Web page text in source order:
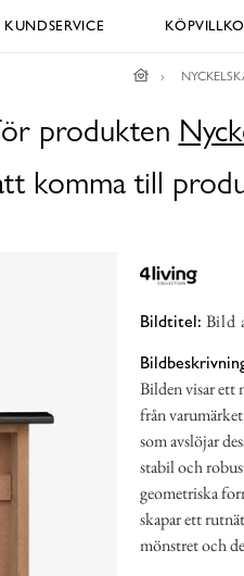
KUNDSERVICE
produkten
komma till
Bildtitel: Bild
Bilden visar ett
från
som avslöjar
stabil och
geometriska
skapar ett
mönstret och